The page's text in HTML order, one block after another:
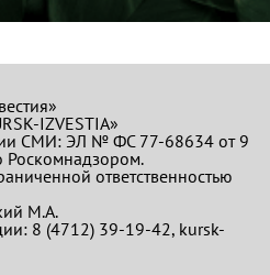
IZVESTIA»
СМИ: ЭЛ № ФС 77-68634 от 9
Роскомнадзором.
ответственностью
М.А.
8 (4712) 39-19-42, kursk-